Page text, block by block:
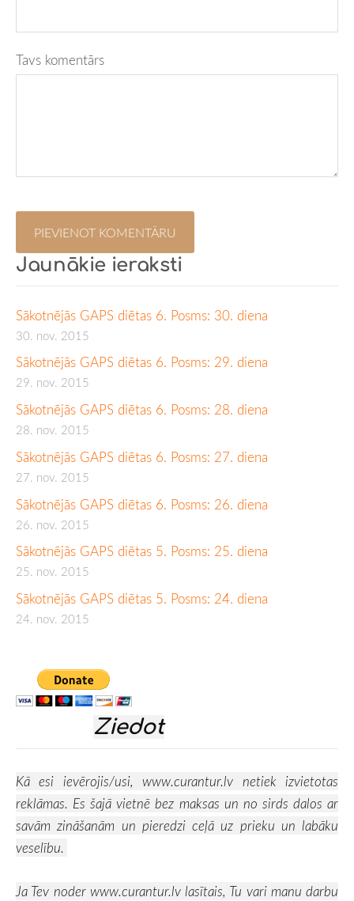
Jaunākie ieraksti
Sākotnējās GAPS diētas 6. Posms: 30. diena
30. nov. 2015
Sākotnējās GAPS diētas 6. Posms: 29. diena
29. nov. 2015
Sākotnējās GAPS diētas 6. Posms: 28. diena
28. nov. 2015
Sākotnējās GAPS diētas 6. Posms: 27. diena
27. nov. 2015
Sākotnējās GAPS diētas 6. Posms: 26. diena
26. nov. 2015
Sākotnējās GAPS diētas 5. Posms: 25. diena
25. nov. 2015
Sākotnējās GAPS diētas 5. Posms: 24. diena
24. nov. 2015
Ziedot
Kā esi ievērojis/usi, www.curantur.lv netiek izvietotas
reklāmas. Es šajā vietnē bez maksas un no sirds dalos ar
savām zināšanām un pieredzi ceļā uz prieku un labāku
veselību.
Ja Tev noder www.curantur.lvlasītais, Tu vari manu darbu
Tavs komentārs